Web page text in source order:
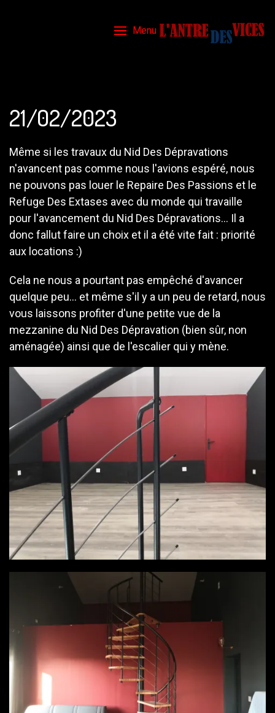
Menu
21/02/2023
Même si les travaux du Nid Des Dépravations
n'avancent pas comme nous l'avions espéré, nous
ne pouvons pas louer le Repaire Des Passions et le
Refuge Des Extases avec du monde qui travaille
pour l'avancement du Nid Des Dépravations... Il a
donc fallut faire un choix et il a été vite fait : priorité
aux locations :)
Cela ne nous a pourtant pas empêché d'avancer
quelque peu... et même s'il y a un peu de retard, nous
vous laissons profiter d'une petite vue de la
mezzanine du Nid Des Dépravation (bien sûr, non
aménagée) ainsi que de l'escalier qui y mène.